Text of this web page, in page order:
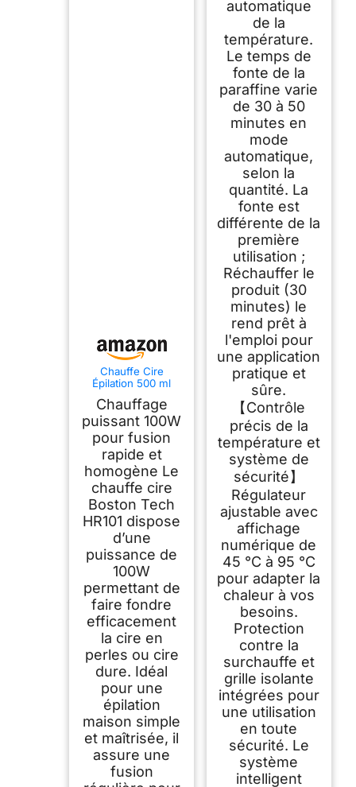
Chauffe Cire
Épilation 500 ml
HR101 Appareil à
Cire Chaude avec
Pot Aluminium
Amovible et
Température
Réglable – Machine
Épilation Visage,
Corps, Maillot
Chauffage
puissant 100W
pour fusion
rapide et
homogène Le
chauffe cire
Boston Tech
HR101 dispose
d’une
puissance de
100W
permettant de
faire fondre
efficacement
la cire en
perles ou cire
dure. Idéal
pour une
épilation
maison simple
et maîtrisée, il
assure une
fusion
automatique
de la
température.
Le temps de
fonte de la
paraffine varie
de 30 à 50
minutes en
mode
automatique,
selon la
quantité. La
fonte est
différente de la
première
utilisation ;
Réchauffer le
produit (30
minutes) le
rend prêt à
l'emploi pour
une application
pratique et
sûre.
【Contrôle
précis de la
température et
système de
sécurité】
Régulateur
ajustable avec
affichage
numérique de
45 °C à 95 °C
pour adapter la
chaleur à vos
besoins.
Protection
contre la
surchauffe et
grille isolante
intégrées pour
une utilisation
en toute
sécurité. Le
système
intelligent